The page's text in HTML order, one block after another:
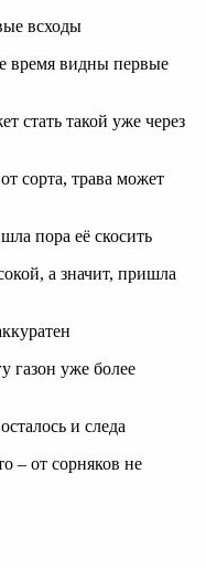
время видны первые
сорта, трава может
а значит, пришла
газон уже более
– от сорняков не